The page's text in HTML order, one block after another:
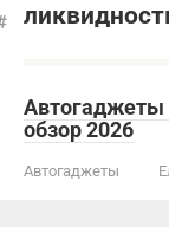
Автогаджеты
обзор 2026
Автогаджеты